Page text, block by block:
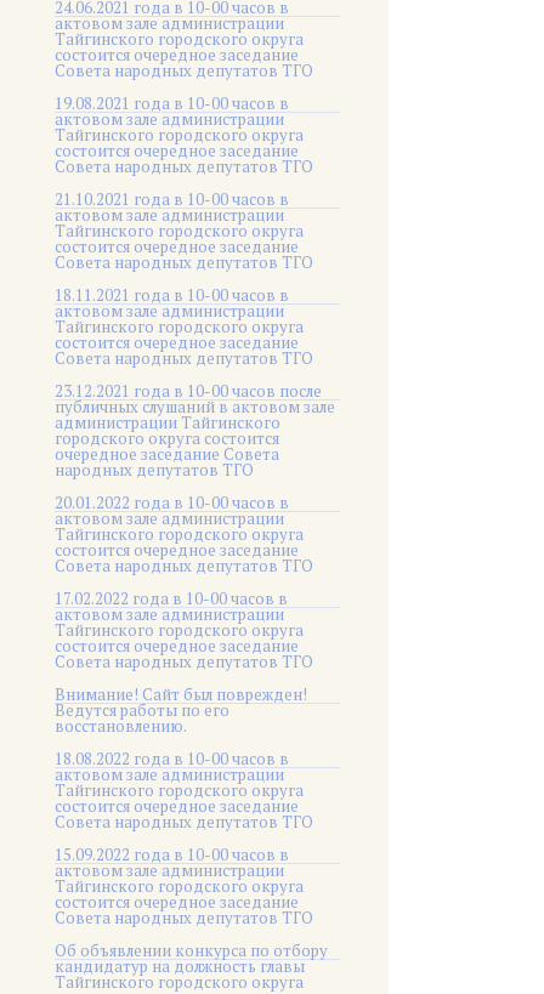
24.06.2021 года в 10-00 часов в
актовом зале администрации
Тайгинского городского округа
состоится очередное заседание
Совета народных депутатов ТГО
19.08.2021 года в 10-00 часов в
актовом зале администрации
Тайгинского городского округа
состоится очередное заседание
Совета народных депутатов ТГО
21.10.2021 года в 10-00 часов в
актовом зале администрации
Тайгинского городского округа
состоится очередное заседание
Совета народных депутатов ТГО
18.11.2021 года в 10-00 часов в
актовом зале администрации
Тайгинского городского округа
состоится очередное заседание
Совета народных депутатов ТГО
23.12.2021 года в 10-00 часов после
публичных слушаний в актовом зале
администрации Тайгинского
городского округа состоится
очередное заседание Совета
народных депутатов ТГО
20.01.2022 года в 10-00 часов в
актовом зале администрации
Тайгинского городского округа
состоится очередное заседание
Совета народных депутатов ТГО
17.02.2022 года в 10-00 часов в
актовом зале администрации
Тайгинского городского округа
состоится очередное заседание
Совета народных депутатов ТГО
Внимание! Сайт был поврежден!
Ведутся работы по его
восстановлению.
18.08.2022 года в 10-00 часов в
актовом зале администрации
Тайгинского городского округа
состоится очередное заседание
Совета народных депутатов ТГО
15.09.2022 года в 10-00 часов в
актовом зале администрации
Тайгинского городского округа
состоится очередное заседание
Совета народных депутатов ТГО
Об объявлении конкурса по отбору
кандидатур на должность главы
Тайгинского городского округа